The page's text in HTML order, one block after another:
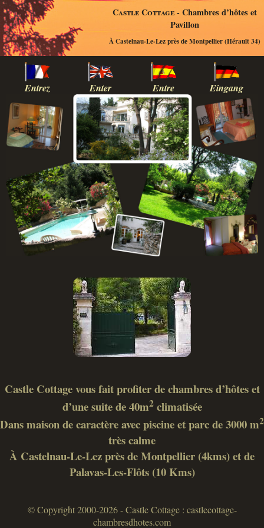
Castle Cottage- Chambres d’hôtes et
Pavillon
À Castelnau-Le-Lez près de Montpellier (Hérault 34)
Entrez Enter Entre Eingang
Castle Cottage vous fait profiter de chambres d’hôtes et
d’une suite de 40m2climatisée
Dans maison de caractère avec piscine et parc de 3000 m2
très calme
À Castelnau-Le-Lez près de Montpellier (4kms) et de
Palavas-Les-Flôts (10 Kms)
© Copyright 2000-2026 - Castle Cottage : castlecottage-
chambresdhotes.com